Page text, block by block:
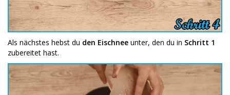
Als nächstes hebst du den Eischnee unter, den du in Schritt 1
zubereitet hast.